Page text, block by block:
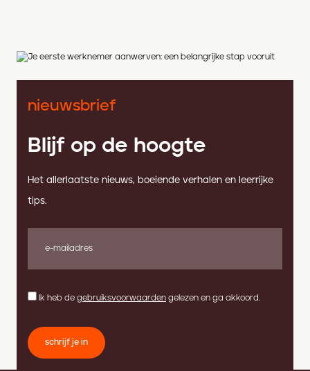
nieuwsbrief
Blijf op de hoogte
Het allerlaatste nieuws, boeiende verhalen en leerrijke
tips.
Ik heb de gebruiksvoorwaarden gelezen en ga akkoord.
schrijf je in